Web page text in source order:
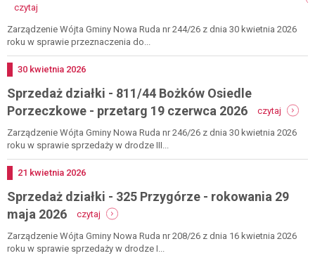
czytaj
działki
-
ludwikowice
-
wykaz
Zarządzenie Wójta Gminy Nowa Ruda nr 244/26 z dnia 30 kwietnia 2026
roku w sprawie przeznaczenia do...
Dodano
30 kwietnia 2026
Sprzedaż działki - 811/44 Bożków Osiedle
Porzeczkowe - przetarg 19 czerwca 2026
czytaj
działki
19
Zarządzenie Wójta Gminy Nowa Ruda nr 246/26 z dnia 30 kwietnia 2026
roku w sprawie sprzedaży w drodze III...
Dodano
21 kwietnia 2026
Sprzedaż działki - 325 Przygórze - rokowania 29
maja 2026
czytaj
sprzedaż
działki
-
Zarządzenie Wójta Gminy Nowa Ruda nr 208/26 z dnia 16 kwietnia 2026
roku w sprawie sprzedaży w drodze I...